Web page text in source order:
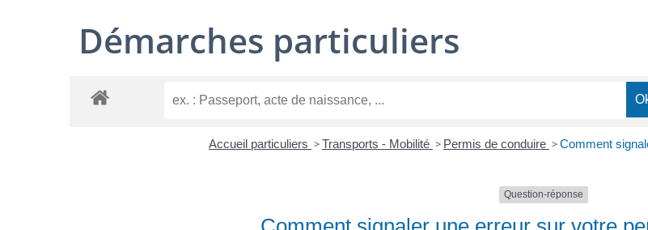
Démarches particuliers
Accueil particuliers >Transports - Mobilité > Permis de conduire >Comment
Question-réponse